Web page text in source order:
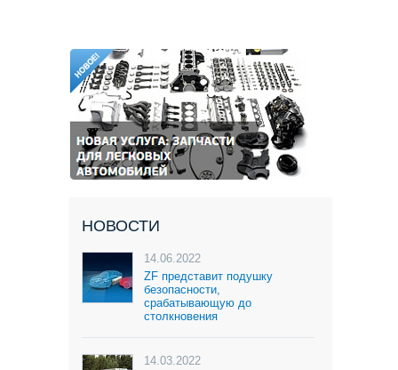
НОВОСТИ
14.06.2022
ZF представит подушку
безопасности,
срабатывающую до
столкновения
14.03.2022